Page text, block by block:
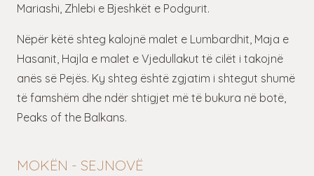
Mariashi, Zhlebi e Bjeshkët e Podgurit.
Nëpër këtë shteg kalojnë malet e Lumbardhit, Maja e
Hasanit, Hajla e malet e Vjedullakut të cilët i takojnë
anës së Pejës. Ky shteg është zgjatim i shtegut shumë
të famshëm dhe ndër shtigjet më të bukura në botë,
Peaks of the Balkans.
MOKËN - SEJNOVË